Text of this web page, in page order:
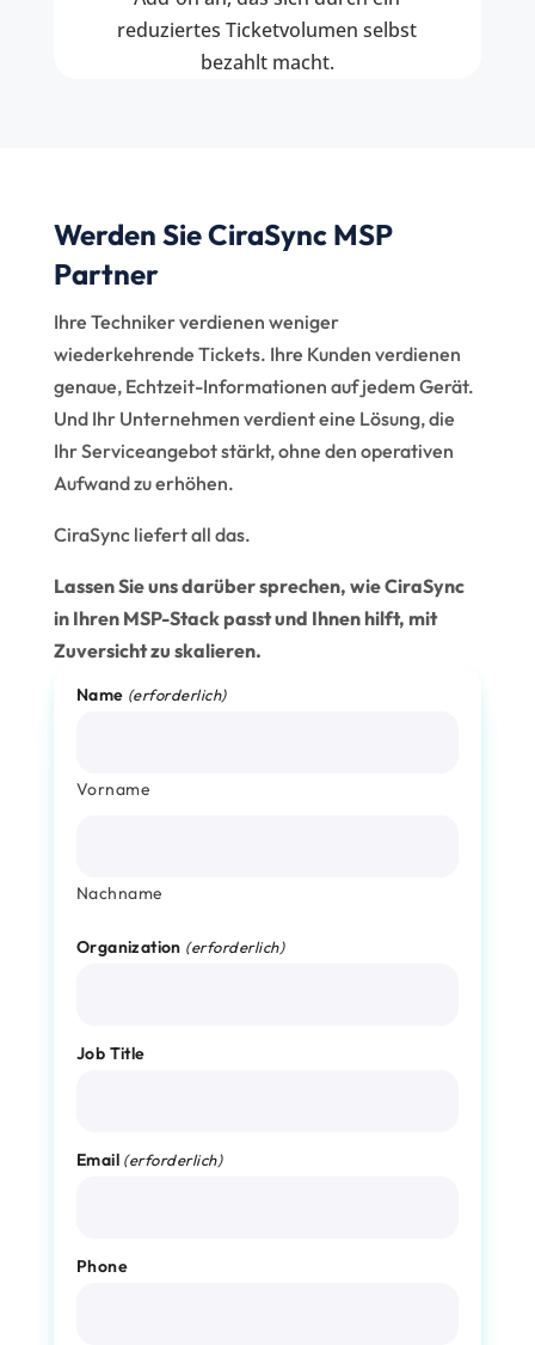
reduziertes Ticketvolumen selbst
bezahlt macht.
Werden Sie CiraSync MSP
Partner
Ihre Techniker verdienen weniger
wiederkehrende Tickets. Ihre Kunden verdienen
genaue, Echtzeit-Informationen auf jedem Gerät.
Und Ihr Unternehmen verdient eine Lösung, die
Ihr Serviceangebot stärkt, ohne den operativen
Aufwand zu erhöhen.
CiraSync liefert all das.
Lassen Sie uns darüber sprechen, wie CiraSync
in Ihren MSP-Stack passt und Ihnen hilft, mit
Zuversicht zu skalieren.
Name (erforderlich)
Vorname
Nachname
Organization (erforderlich)
Job Title
Email (erforderlich)
Phone